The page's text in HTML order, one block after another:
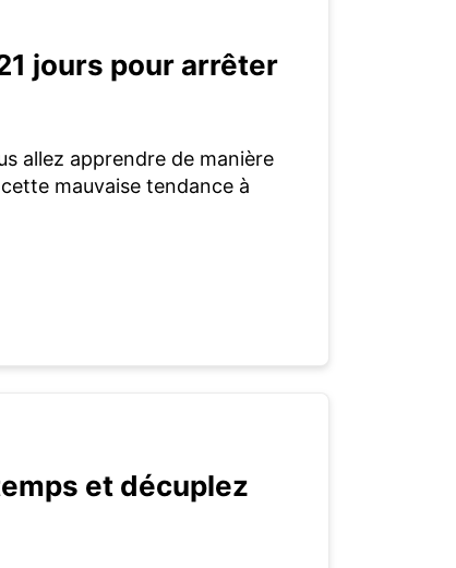
jours pour arrêter
allez apprendre de manière
mauvaise tendance à
et décuplez